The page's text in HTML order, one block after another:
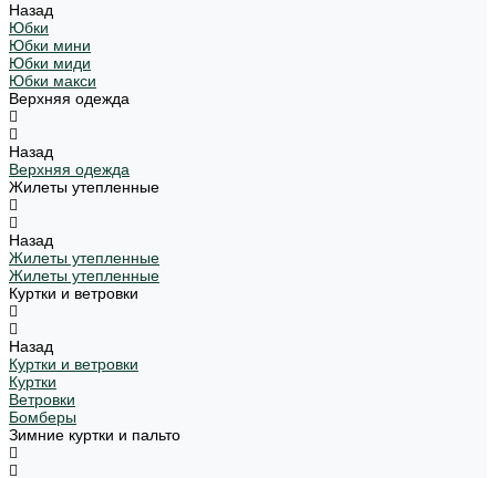
Назад
Юбки
Юбки мини
Юбки миди
Юбки макси
Верхняя одежда
Назад
Верхняя одежда
Жилеты утепленные
Назад
Жилеты утепленные
Жилеты утепленные
Куртки и ветровки
Назад
Куртки и ветровки
Куртки
Ветровки
Бомберы
Зимние куртки и пальто